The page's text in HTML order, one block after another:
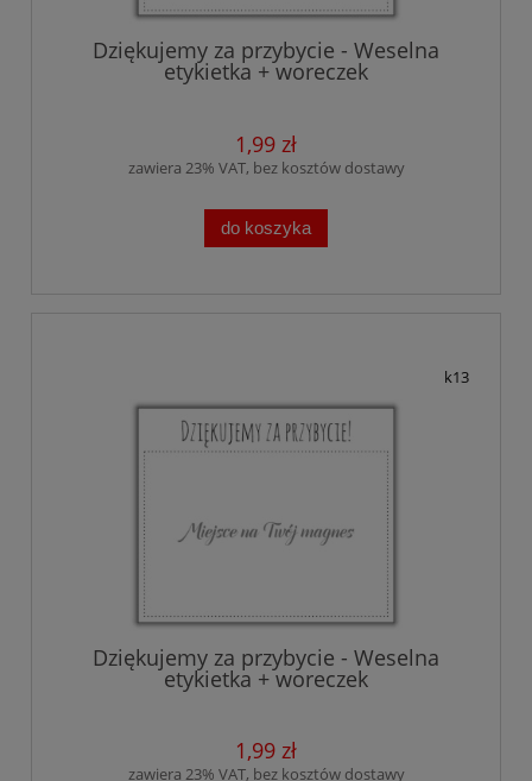
Dziękujemy za przybycie - Weselna
etykietka + woreczek
1,99 zł
zawiera 23% VAT, bez kosztów dostawy
do koszyka
k13
Dziękujemy za przybycie - Weselna
etykietka + woreczek
1,99 zł
zawiera 23% VAT, bez kosztów dostawy